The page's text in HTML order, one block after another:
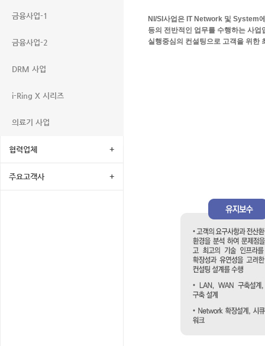
금융사업-1
금융사업-2
DRM 사업
i-Ring X 시리즈
의료기 사업
협력업체 +
주요고객사 +
NI/SI사업은 IT Network 및 System
등의 전반적인 업무를 수행하는 사
실행중심의 컨설팅으로 고객을 위한